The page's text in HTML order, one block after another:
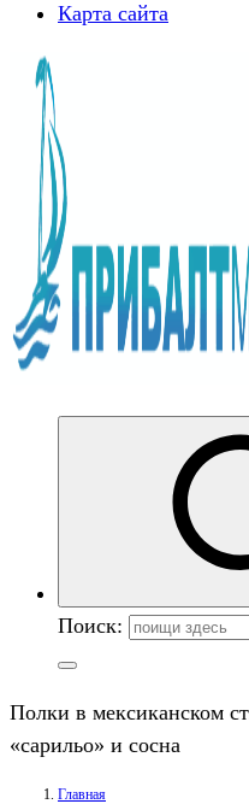
Карта сайта
Поиск:
Полки в мексиканском
«сарильо» и сосна
Главная